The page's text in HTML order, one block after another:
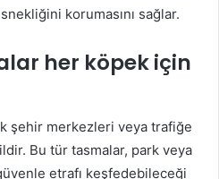
korumasını sağlar.
her köpek için
şehir merkezleri veya trafiğe
Bu tür tasmalar, park veya
etrafı keşfedebileceği